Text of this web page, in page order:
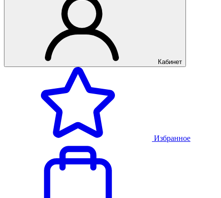
Кабинет
Избранное